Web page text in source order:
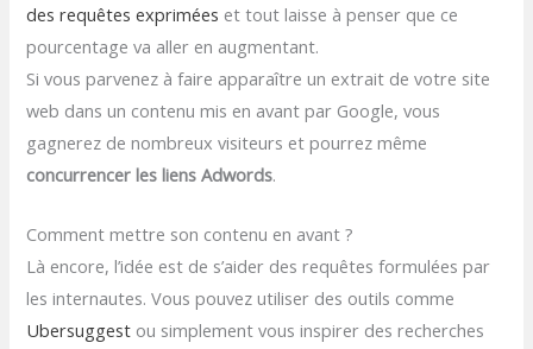
des requêtes exprimées et tout laisse à penser que ce
pourcentage va aller en augmentant.
Si vous parvenez à faire apparaître un extrait de votre site
web dans un contenu mis en avant par Google, vous
gagnerez de nombreux visiteurs et pourrez même
concurrencer les liens Adwords.
Comment mettre son contenu en avant ?
Là encore, l’idée est de s’aider des requêtes formulées par
les internautes. Vous pouvez utiliser des outils comme
Ubersuggest ou simplement vous inspirer des recherches